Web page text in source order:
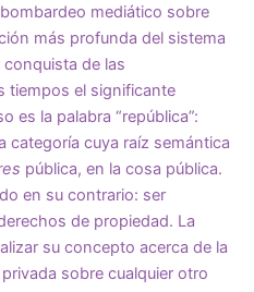
mediático sobre
más profunda del sistema
de las
tiempos el significante
es la palabra “república”:
categoría cuya raíz semántica
pública, en la cosa pública.
en su contrario: ser
de propiedad. La
su concepto acerca de la
sobre cualquier otro